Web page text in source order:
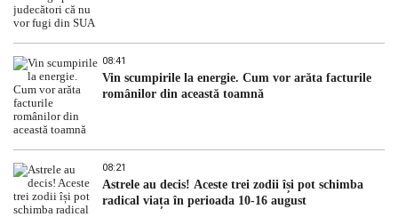
08:41
Vin scumpirile la energie. Cum vor arăta facturile
românilor din această toamnă
08:21
Astrele au decis! Aceste trei zodii își pot schimba
radical viața în perioada 10-16 august